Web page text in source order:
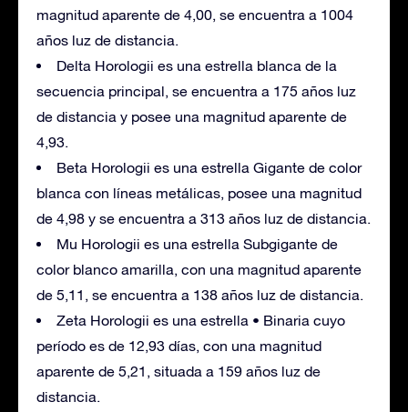
magnitud aparente de 4,00, se encuentra a 1004
años luz de distancia.
Delta Horologii es una estrella blanca de la
secuencia principal, se encuentra a 175 años luz
de distancia y posee una magnitud aparente de
4,93.
Beta Horologii es una estrella Gigante de color
blanca con líneas metálicas, posee una magnitud
de 4,98 y se encuentra a 313 años luz de distancia.
Mu Horologii es una estrella Subgigante de
color blanco amarilla, con una magnitud aparente
de 5,11, se encuentra a 138 años luz de distancia.
Zeta Horologii es una estrella • Binaria cuyo
período es de 12,93 días, con una magnitud
aparente de 5,21, situada a 159 años luz de
distancia.